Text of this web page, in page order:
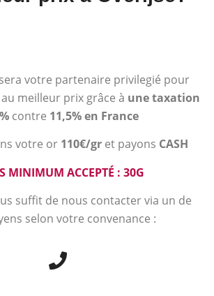
votre partenaire privilegié pour
meilleur prix grâce à une taxation
contre 11,5% en France
votre or 110€/gr et payons CASH
MINIMUM ACCEPTÉ : 30G
suffit de nous contacter via un de
selon votre convenance :